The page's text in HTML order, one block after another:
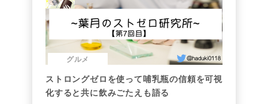
グルメ
ストロングゼロを使って哺乳瓶の信頼を可視
化すると共に飲みごたえも語る